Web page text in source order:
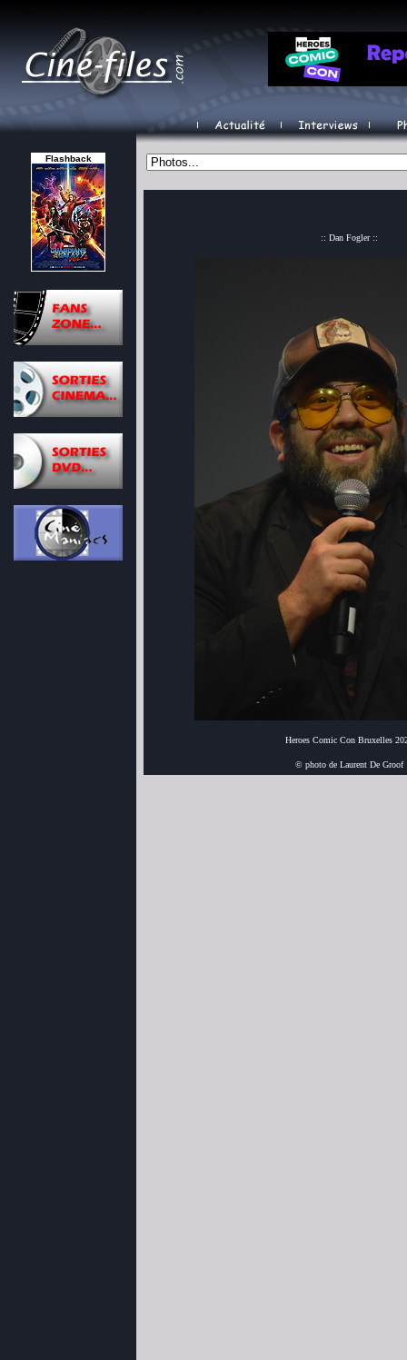
Flashback
:: Dan Fogler ::
Heroes Comic Con Bruxelles
© photo de Laurent De Groof